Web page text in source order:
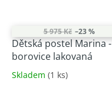
5 975 Kč –23 %
Dětská postel Marina -
borovice lakovaná
Skladem (1 ks)